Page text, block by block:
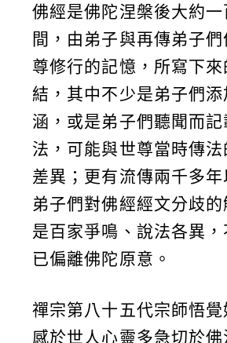
佛經是佛陀涅槃後大約
間，由弟子與再傳弟子
尊修行的記憶，所寫下來
結，其中不少是弟子們
涵，或是弟子們聽聞而
法，可能與世尊當時傳
差異；更有流傳兩千多年
弟子們對佛經經文分歧
是百家爭鳴、說法各異
已偏離佛陀原意。
禪宗第八十五代宗師悟
感於世人心靈多急切於佛